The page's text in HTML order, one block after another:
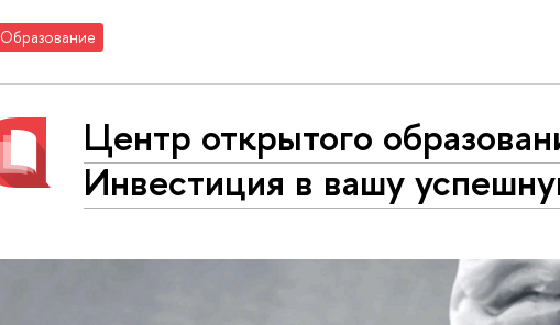
Образование
Центр открытого
Инвестиция в вашу